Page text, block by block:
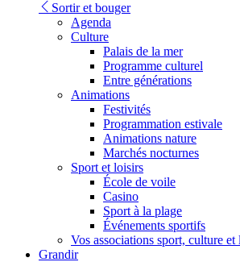
Sortir et bouger
Agenda
Culture
Palais de la mer
Programme culturel
Entre générations
Animations
Festivités
Programmation estivale
Animations nature
Marchés nocturnes
Sport et loisirs
École de voile
Casino
Sport à la plage
Événements sportifs
Vos associations sport, culture et
Grandir